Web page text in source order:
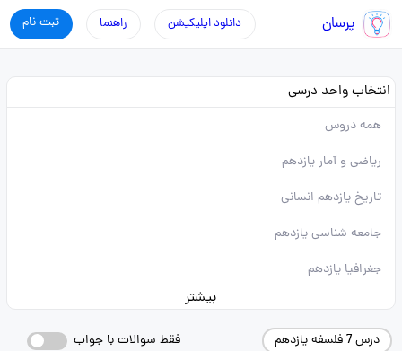
پرسان ثبت نام راهنما دانلود اپلیکیشن
انتخاب واحد درسی
همه دروس
ریاضی و آمار یازدهم
تاریخ یازدهم انسانی
جامعه شناسی یازدهم
جغرافیا یازدهم
بیشتر
درس 7 فلسفه یازدهم فقط سوالات با جواب